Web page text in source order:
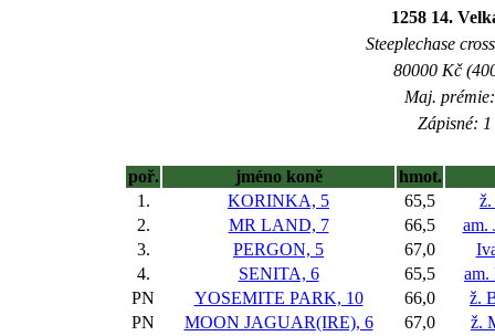
1258 14.
Steeplechase
80000 Kč
Maj.
Zápisné:
poř. jméno koně
hmot.
1.
KORINKA, 5 65,5
ž.
2.
MR LAND, 7 66,5
am.
3.
PERGON, 5 67,0
4.
SENITA, 6 65,5
am.
PN
YOSEMITE PARK, 10 66,0
ž.
PN
MOON JAGUAR(IRE), 6 67,0
ž.